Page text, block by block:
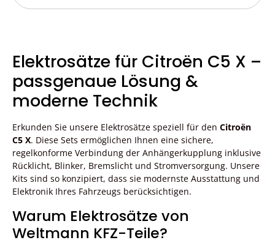
Elektrosätze für Citroën C5 X –
passgenaue Lösung &
moderne Technik
Erkunden Sie unsere Elektrosätze speziell für den Citroën
C5 X. Diese Sets ermöglichen Ihnen eine sichere,
regelkonforme Verbindung der Anhängerkupplung inklusive
Rücklicht, Blinker, Bremslicht und Stromversorgung. Unsere
Kits sind so konzipiert, dass sie modernste Ausstattung und
Elektronik Ihres Fahrzeugs berücksichtigen.
Warum Elektrosätze von
Weltmann KFZ-Teile?